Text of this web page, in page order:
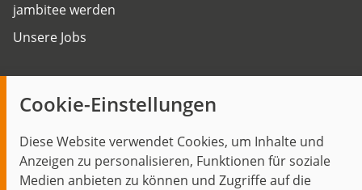
Cookie-Einstellungen
Diese Website verwendet Cookies, um Inhalte und
Anzeigen zu personalisieren, Funktionen für soziale
Medien anbieten zu können und Zugriffe auf die
jambitee werden
Unsere Jobs
Themen im Fokus
Events